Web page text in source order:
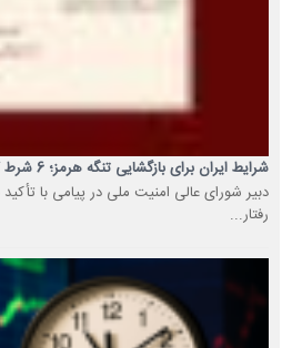
شرایط ایران برای بازگشایی تنگه هرمز؛ 6 شرط کلیدی اعلام شد
دبیر شورای عالی امنیت ملی در پیامی با
رفتار...